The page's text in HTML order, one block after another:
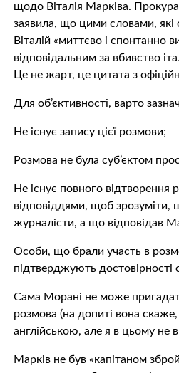
щодо Віталія Марківа.
заявила, що цими словами, які
Віталій «миттєво і спонтанно
відповідальним за вбивство
Це не жарт, це цитата з
Для об’єктивності, варто
Не існує запису цієї розмови;
Розмова не була суб’єктом
Не існує повного відтворення
відповіддями, щоб зрозуміти,
журналісти, а що відповідав
Особи, що брали участь в
підтверджують достовірності
Сама Морані не може
розмова (на допиті вона
англійською, але я в цьому не
Марків не був «капітаном